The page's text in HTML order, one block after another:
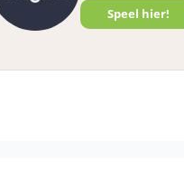
Speel hier!